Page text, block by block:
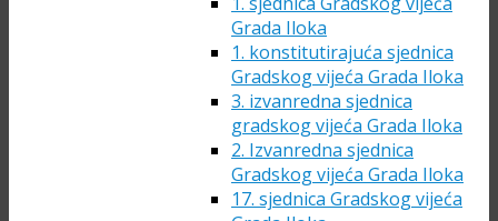
Grada Iloka
1. konstitutirajuća sjednica
Gradskog vijeća Grada Iloka
3. izvanredna sjednica
gradskog vijeća Grada Iloka
2. Izvanredna sjednica
Gradskog vijeća Grada Iloka
17. sjednica Gradskog vijeća